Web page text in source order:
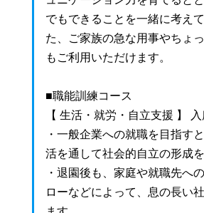
でもできることを一緒に考え
た、ご家族の急な用事やちょ
もご利用いただけます。
■職能訓練コース
【 生活・就労・自立支援 】
・一般企業への就職を目指す
活を通して社会的自立の形成を
・退園後も、家庭や就職先へ
ローなどによって、息の長い